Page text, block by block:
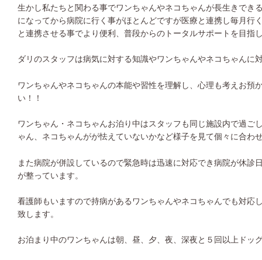
生かし私たちと関わる事でワンちゃんやネコちゃんが長生きで
になってから病院に行く事がほとんどですが医療と連携し毎月行
と連携させる事でより便利、普段からのトータルサポートを目指
ダリのスタッフは病気に対する知識やワンちゃんやネコちゃんに
ワンちゃんやネコちゃんの本能や習性を理解し、心理も考えお預
い！！
ワンちゃん・ネコちゃんお泊り中はスタッフも同じ施設内で過ご
ゃん、ネコちゃんがが怯えていないかなど様子を見て個々に合わ
また病院が併設しているので緊急時は迅速に対応でき病院が休診
が整っています。
看護師もいますので持病があるワンちゃんやネコちゃんでも対応
致します。
お泊まり中のワンちゃんは朝、昼、夕、夜、深夜と５回以上ドッ